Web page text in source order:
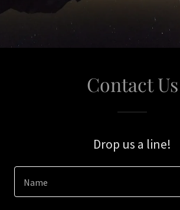
Contact Us
Drop us a line!
Name